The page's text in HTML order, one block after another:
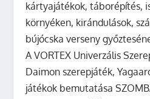
kártyajátékok, táborépítés,
környéken, kirándulások,
bújócska verseny
A VORTEX Univerzális
Daimon szerepjáték,
játékok bemutatása